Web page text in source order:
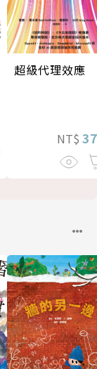
超級代理效應
NT$